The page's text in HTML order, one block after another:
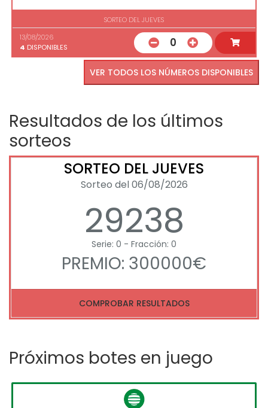
SORTEO DEL JUEVES
13/08/2026
4 DISPONIBLES 0
VER TODOS LOS NÚMEROS DISPONIBLES
Resultados de los últimos
sorteos
SORTEO DEL JUEVES
Sorteo del 06/08/2026
29238
Serie: 0 - Fracción: 0
PREMIO: 300000€
COMPROBAR RESULTADOS
Próximos botes en juego